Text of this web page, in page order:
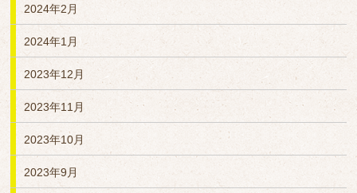
2024年2月
2024年1月
2023年12月
2023年11月
2023年10月
2023年9月